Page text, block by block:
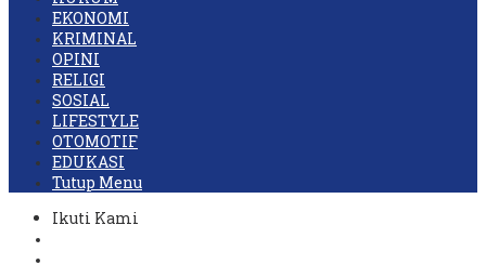
EKONOMI
KRIMINAL
OPINI
RELIGI
SOSIAL
LIFESTYLE
OTOMOTIF
EDUKASI
Tutup Menu
Ikuti Kami